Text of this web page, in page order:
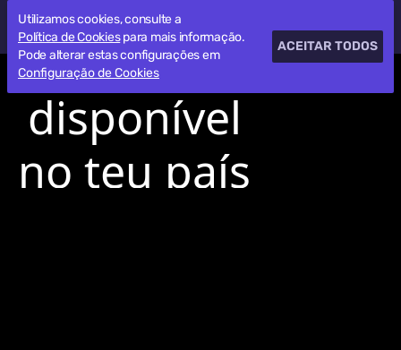
Utilizamos cookies, consulte a
Política de Cookiespara mais informação.
Pode alterar estas configurações em
Configuração de Cookies
ACEITAR TODOS